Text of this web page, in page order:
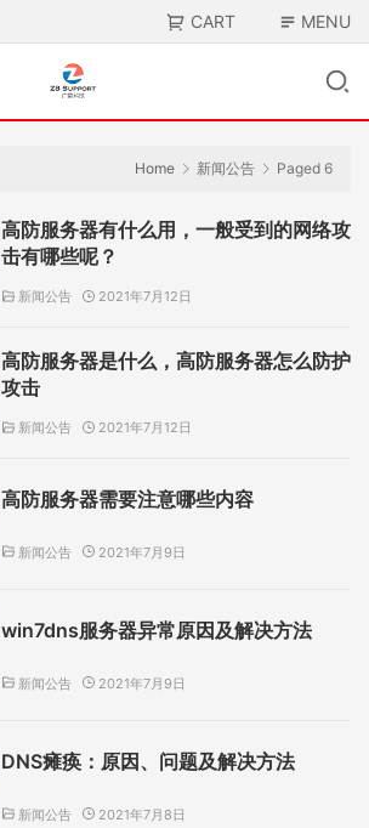
CART MENU
Home 新闻公告 Paged 6
高防服务器有什么用，一般受到的网络攻
击有哪些呢？
新闻公告 2021年7月12日
高防服务器是什么，高防服务器怎么防护
攻击
新闻公告 2021年7月12日
高防服务器需要注意哪些内容
新闻公告 2021年7月9日
win7dns服务器异常原因及解决方法
新闻公告 2021年7月9日
DNS瘫痪：原因、问题及解决方法
新闻公告 2021年7月8日